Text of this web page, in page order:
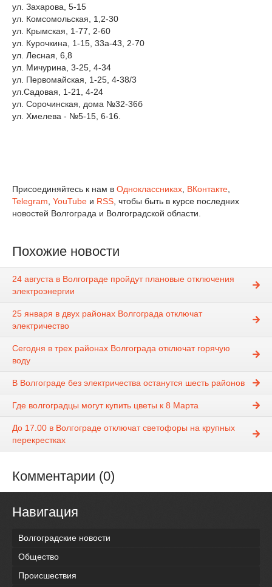
ул. Захарова, 5-15
ул. Комсомольская, 1,2-30
ул. Крымская, 1-77, 2-60
ул. Курочкина, 1-15, 33а-43, 2-70
ул. Лесная, 6,8
ул. Мичурина, 3-25, 4-34
ул. Первомайская, 1-25, 4-38/3
ул.Садовая, 1-21, 4-24
ул. Сорочинская, дома №32-36б
ул. Хмелева - №5-15, 6-16.
Присоединяйтесь к нам в Одноклассниках ВКонтакте
Telegram YouTube и RSS , чтобы быть в курсе последних
новостей Волгограда и Волгоградской области.
Похожие новости
24 августа в Волгограде пройдут плановые отключения
электроэнергии
25 января в двух районах Волгограда отключат
электричество
Сегодня в трех районах Волгограда отключат горячую
воду
В Волгограде без электричества останутся шесть районов
Где волгоградцы могут купить цветы к 8 Марта
До 17.00 в Волгограде отключат светофоры на крупных
перекрестках
Комментарии (0)
Навигация
Волгоградские новости
Общество
Происшествия